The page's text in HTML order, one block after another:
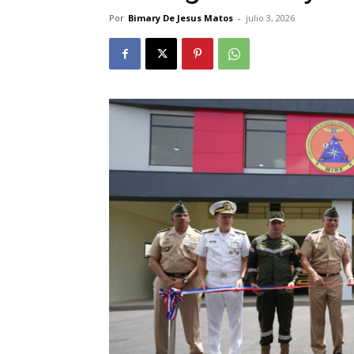
Por Bimary De Jesus Matos - julio 3, 2026